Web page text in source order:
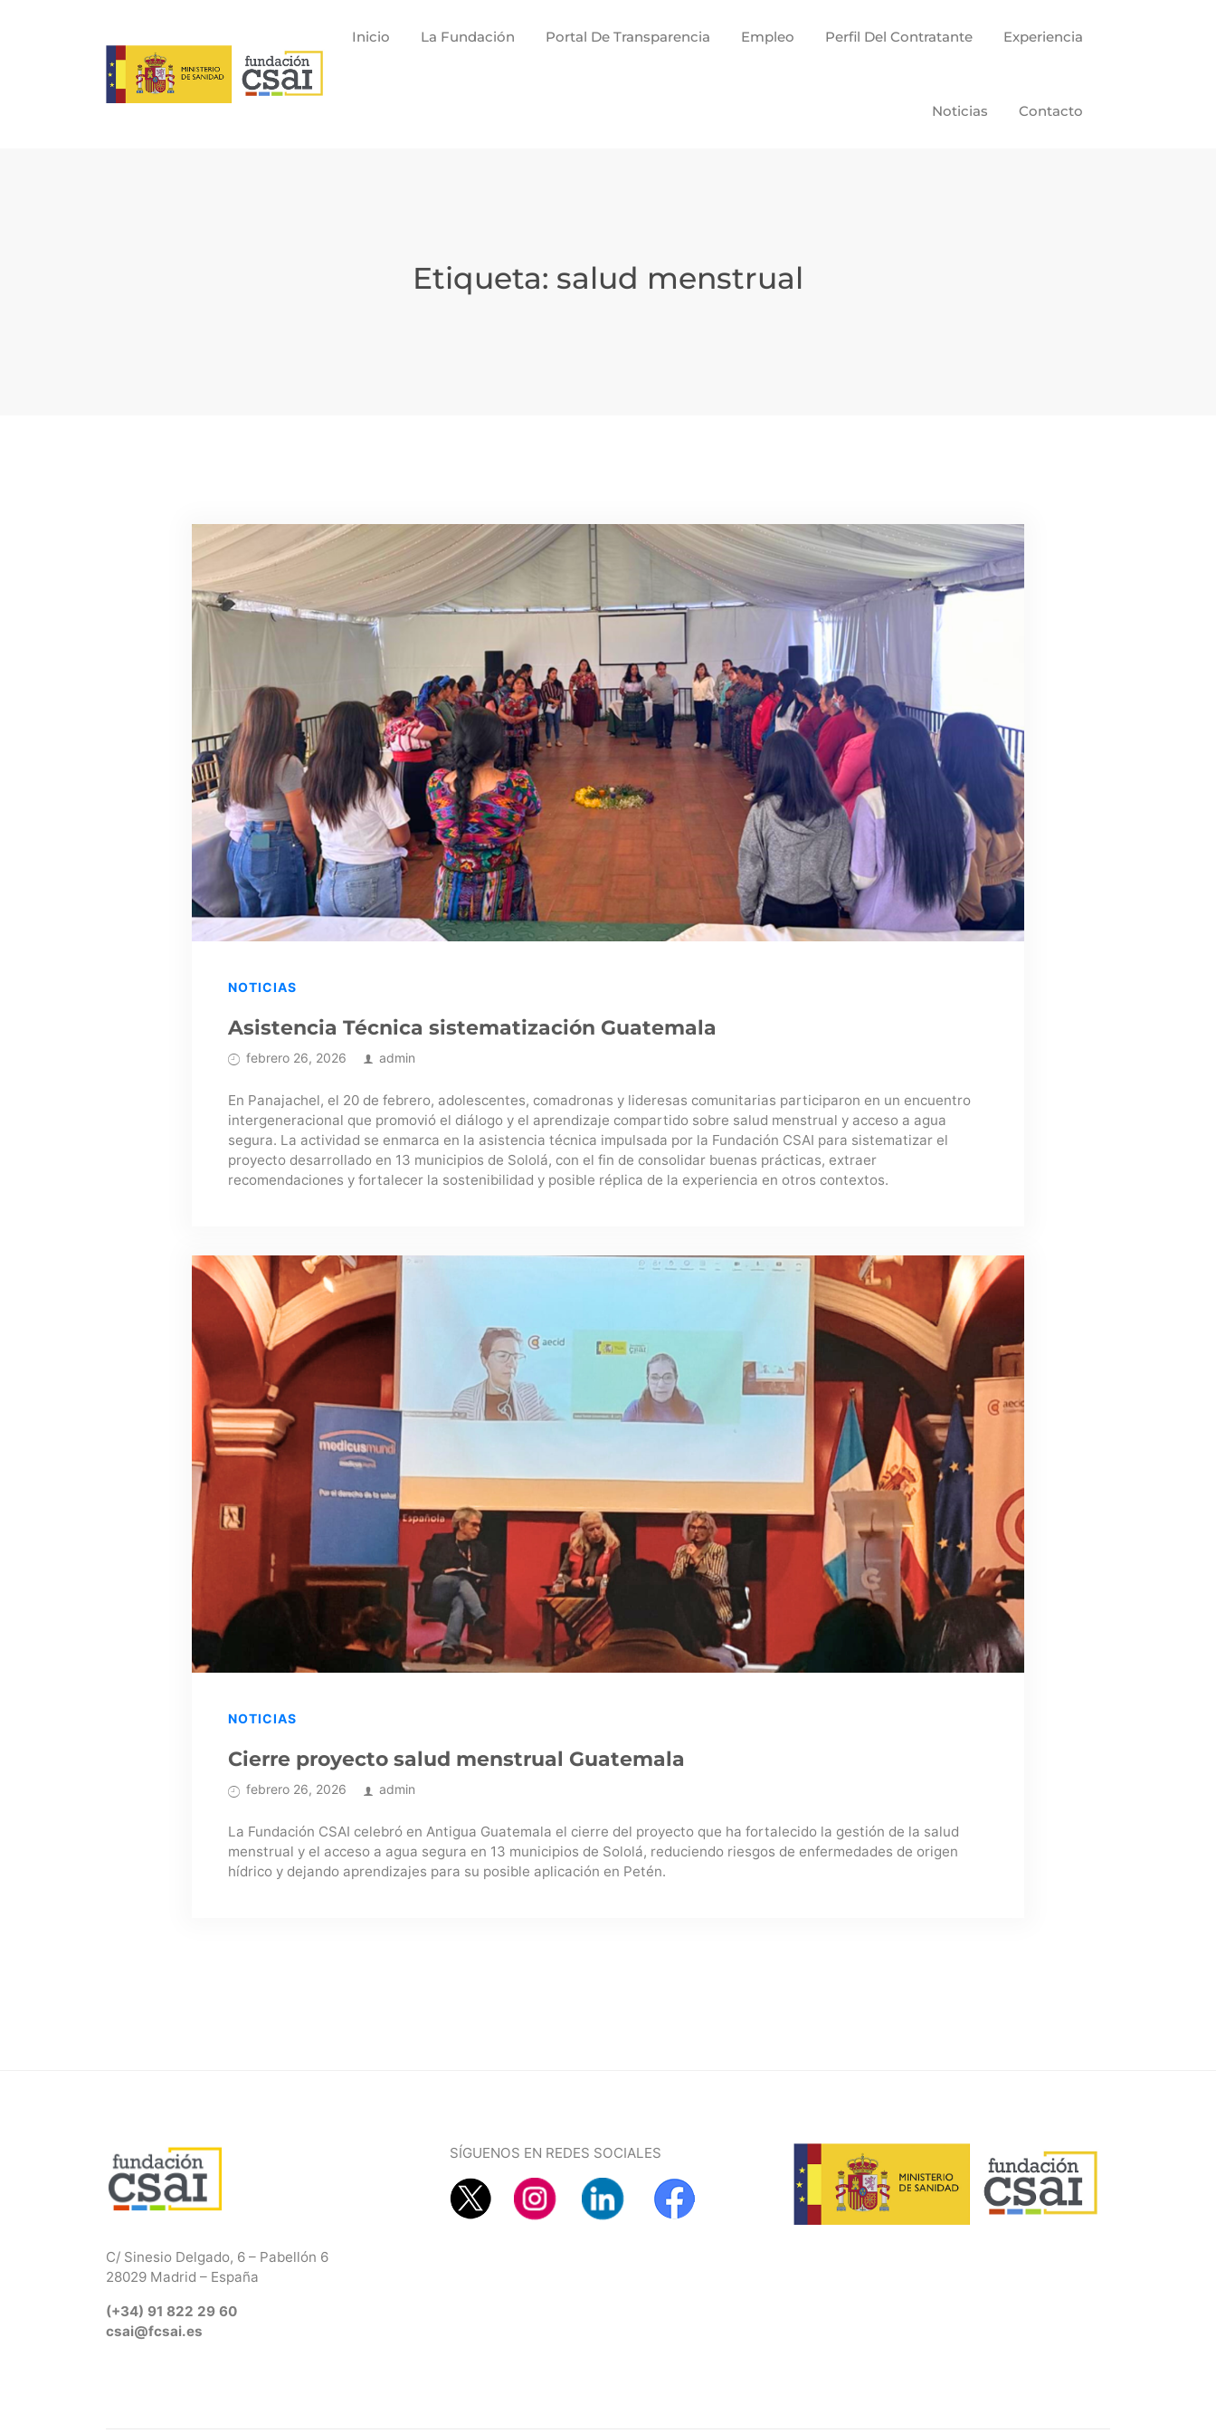
Inicio La Fundación Portal De Transparencia Empleo Perfil Del Contratante Experiencia
Noticias Contacto
Etiqueta: salud menstrual
NOTICIAS
Asistencia Técnica sistematización Guatemala
febrero 26, 2026 admin
En Panajachel, el 20 de febrero, adolescentes, comadronas y lideresas comunitarias participaron en un encuentro
intergeneracional que promovió el diálogo y el aprendizaje compartido sobre salud menstrual y acceso a agua
segura. La actividad se enmarca en la asistencia técnica impulsada por la Fundación CSAI para sistematizar el
proyecto desarrollado en 13 municipios de Sololá, con el fin de consolidar buenas prácticas, extraer
recomendaciones y fortalecer la sostenibilidad y posible réplica de la experiencia en otros contextos.
NOTICIAS
Cierre proyecto salud menstrual Guatemala
febrero 26, 2026 admin
La Fundación CSAI celebró en Antigua Guatemala el cierre del proyecto que ha fortalecido la gestión de la salud
menstrual y el acceso a agua segura en 13 municipios de Sololá, reduciendo riesgos de enfermedades de origen
hídrico y dejando aprendizajes para su posible aplicación en Petén.
C/ Sinesio Delgado, 6 – Pabellón 6
28029 Madrid – España
(+34) 91 822 29 60
csai@fcsai.es
SÍGUENOS EN REDES SOCIALES